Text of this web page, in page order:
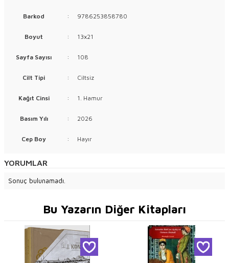
Barkod : 9786253858780
Boyut : 13x21
Sayfa Sayısı : 108
Cilt Tipi : Ciltsiz
Kağıt Cinsi : 1. Hamur
Basım Yılı : 2026
Cep Boy : Hayır
YORUMLAR
Sonuç bulunamadı.
Bu Yazarın Diğer Kitapları